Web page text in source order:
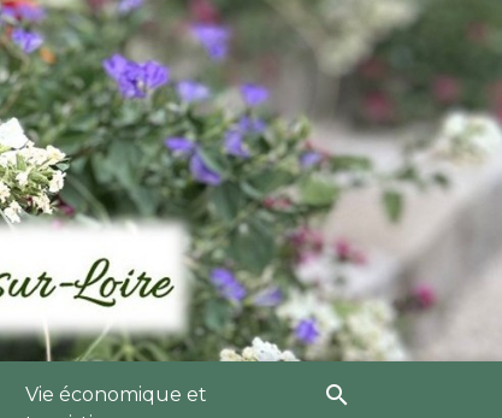
Vie économique et
search